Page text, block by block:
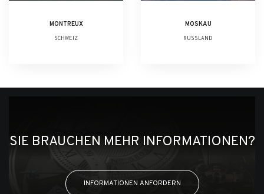
MONTREUX
SCHWEIZ
MOSKAU
RUSSLAND
SIE BRAUCHEN MEHR INFORMATIONEN?
INFORMATIONEN ANFORDERN